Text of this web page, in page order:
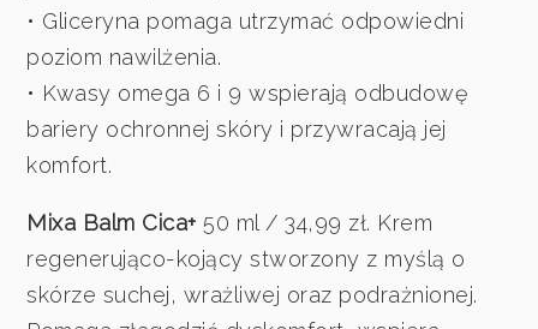
• Gliceryna pomaga utrzymać odpowiedni
poziom nawilżenia.
• Kwasy omega 6 i 9 wspierają odbudowę
bariery ochronnej skóry i przywracają jej
komfort.
Mixa Balm Cica+ 50 ml / 34,99 zł. Krem
regenerująco-kojący stworzony z myślą o
skórze suchej, wrażliwej oraz podrażnionej.